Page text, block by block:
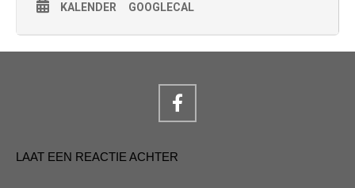
KALENDER GOOGLECAL
LAAT EEN REACTIE ACHTER